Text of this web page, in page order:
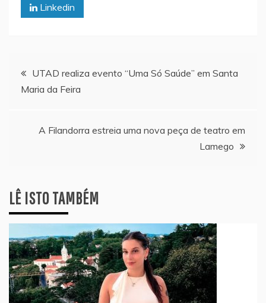
Linkedin
Navegação
artigos
UTAD realiza evento “Uma Só Saúde” em Santa
Maria da Feira
A Filandorra estreia uma nova peça de teatro em
Lamego
LÊ ISTO TAMBÉM